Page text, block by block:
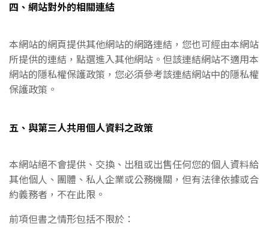
四、網站對外的相關連結
本網站的網頁提供其他網站的網路連結，您也可經由本網站
所提供的連結，點選進入其他網站。但該連結網站不適用本
網站的隱私權保護政策，您必須參考該連結網站中的隱私權
保護政策。
五、與第三人共用個人資料之政策
本網站絕不會提供、交換、出租或出售任何您的個人資料給
其他個人、團體、私人企業或公務機關，但有法律依據或合
約義務者，不在此限。
前項但書之情形包括不限於：